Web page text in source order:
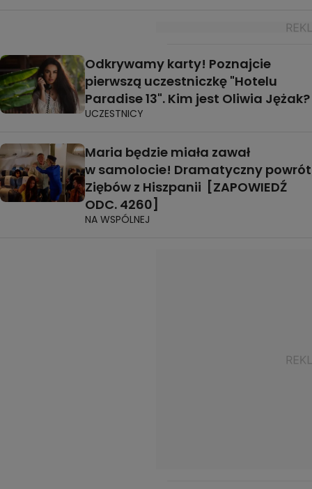
Odkrywamy karty! Poznajcie
pierwszą uczestniczkę "Hotelu
Paradise 13". Kim jest Oliwia Jężak?
UCZESTNICY
Maria będzie miała zawał
w samolocie! Dramatyczny powrót
Ziębów z Hiszpanii [ZAPOWIEDŹ
ODC. 4260]
NA WSPÓLNEJ